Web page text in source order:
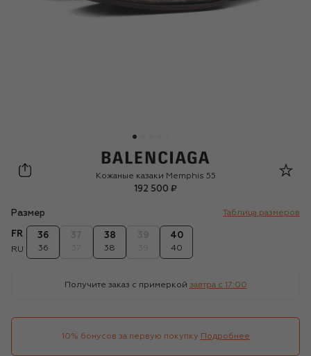
Balenciaga
Кожаные казаки Memphis 55
192 500 ₽
Размер Таблица размеров
FR
RU
36
36
38
38
40
40
Получите заказ с примеркой завтра c 17:00
10% бонусов за первую покупку Подробнее